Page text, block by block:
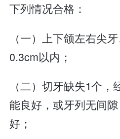
下列情况合格：
（一）上下颌左右尖
0.3cm以内；
（二）切牙缺失1个
能良好，或牙列无间
好；